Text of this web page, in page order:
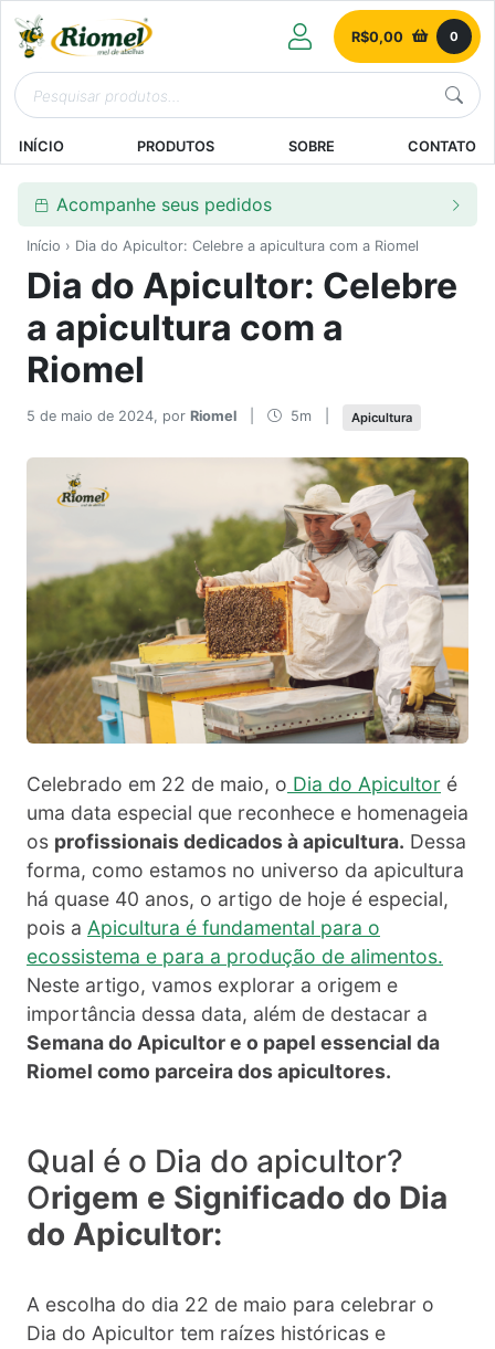
R$0,00 0
INÍCIO PRODUTOS SOBRE CONTATO
Acompanhe seus pedidos
Início › Dia do Apicultor: Celebre a apicultura com a Riomel
Dia do Apicultor: Celebre
a apicultura com a
Riomel
5 de maio de 2024, por Riomel 5m Apicultura
Celebrado em 22 de maio, o Dia do Apicultor é
uma data especial que reconhece e homenageia
os profissionais dedicados à apicultura. Dessa
forma, como estamos no universo da apicultura
há quase 40 anos, o artigo de hoje é especial,
pois a Apicultura é fundamental para o
ecossistema e para a produção de alimentos.
Neste artigo, vamos explorar a origem e
importância dessa data, além de destacar a
Semana do Apicultor e o papel essencial da
Riomel como parceira dos apicultores.
Qual é o Dia do apicultor?
Origem e Significado do Dia
do Apicultor:
A escolha do dia 22 de maio para celebrar o
Dia do Apicultor tem raízes históricas e